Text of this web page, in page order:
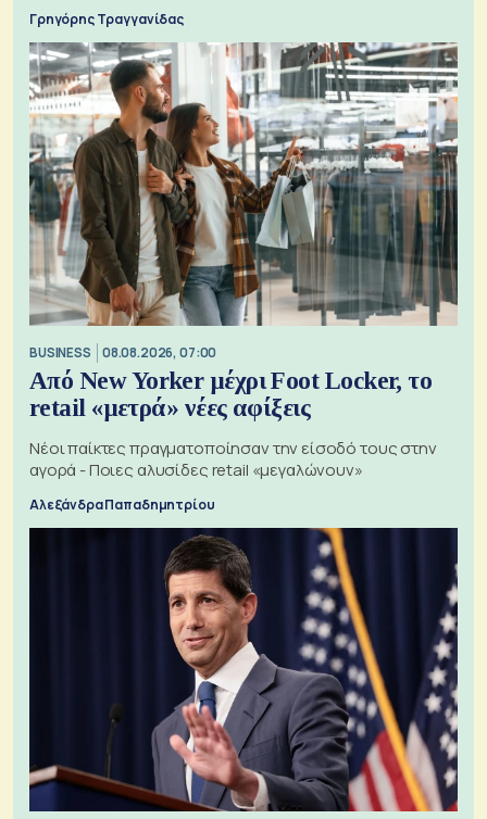
Γρηγόρης Τραγγανίδας
BUSINESS 08.08.2026, 07:00
Από New Yorker μέχρι Foot Locker, το
retail «μετρά» νέες αφίξεις
Νέοι παίκτες πραγματοποίησαν την είσοδό τους στην
αγορά - Ποιες αλυσίδες retail «μεγαλώνουν»
Αλεξάνδρα Παπαδημητρίου